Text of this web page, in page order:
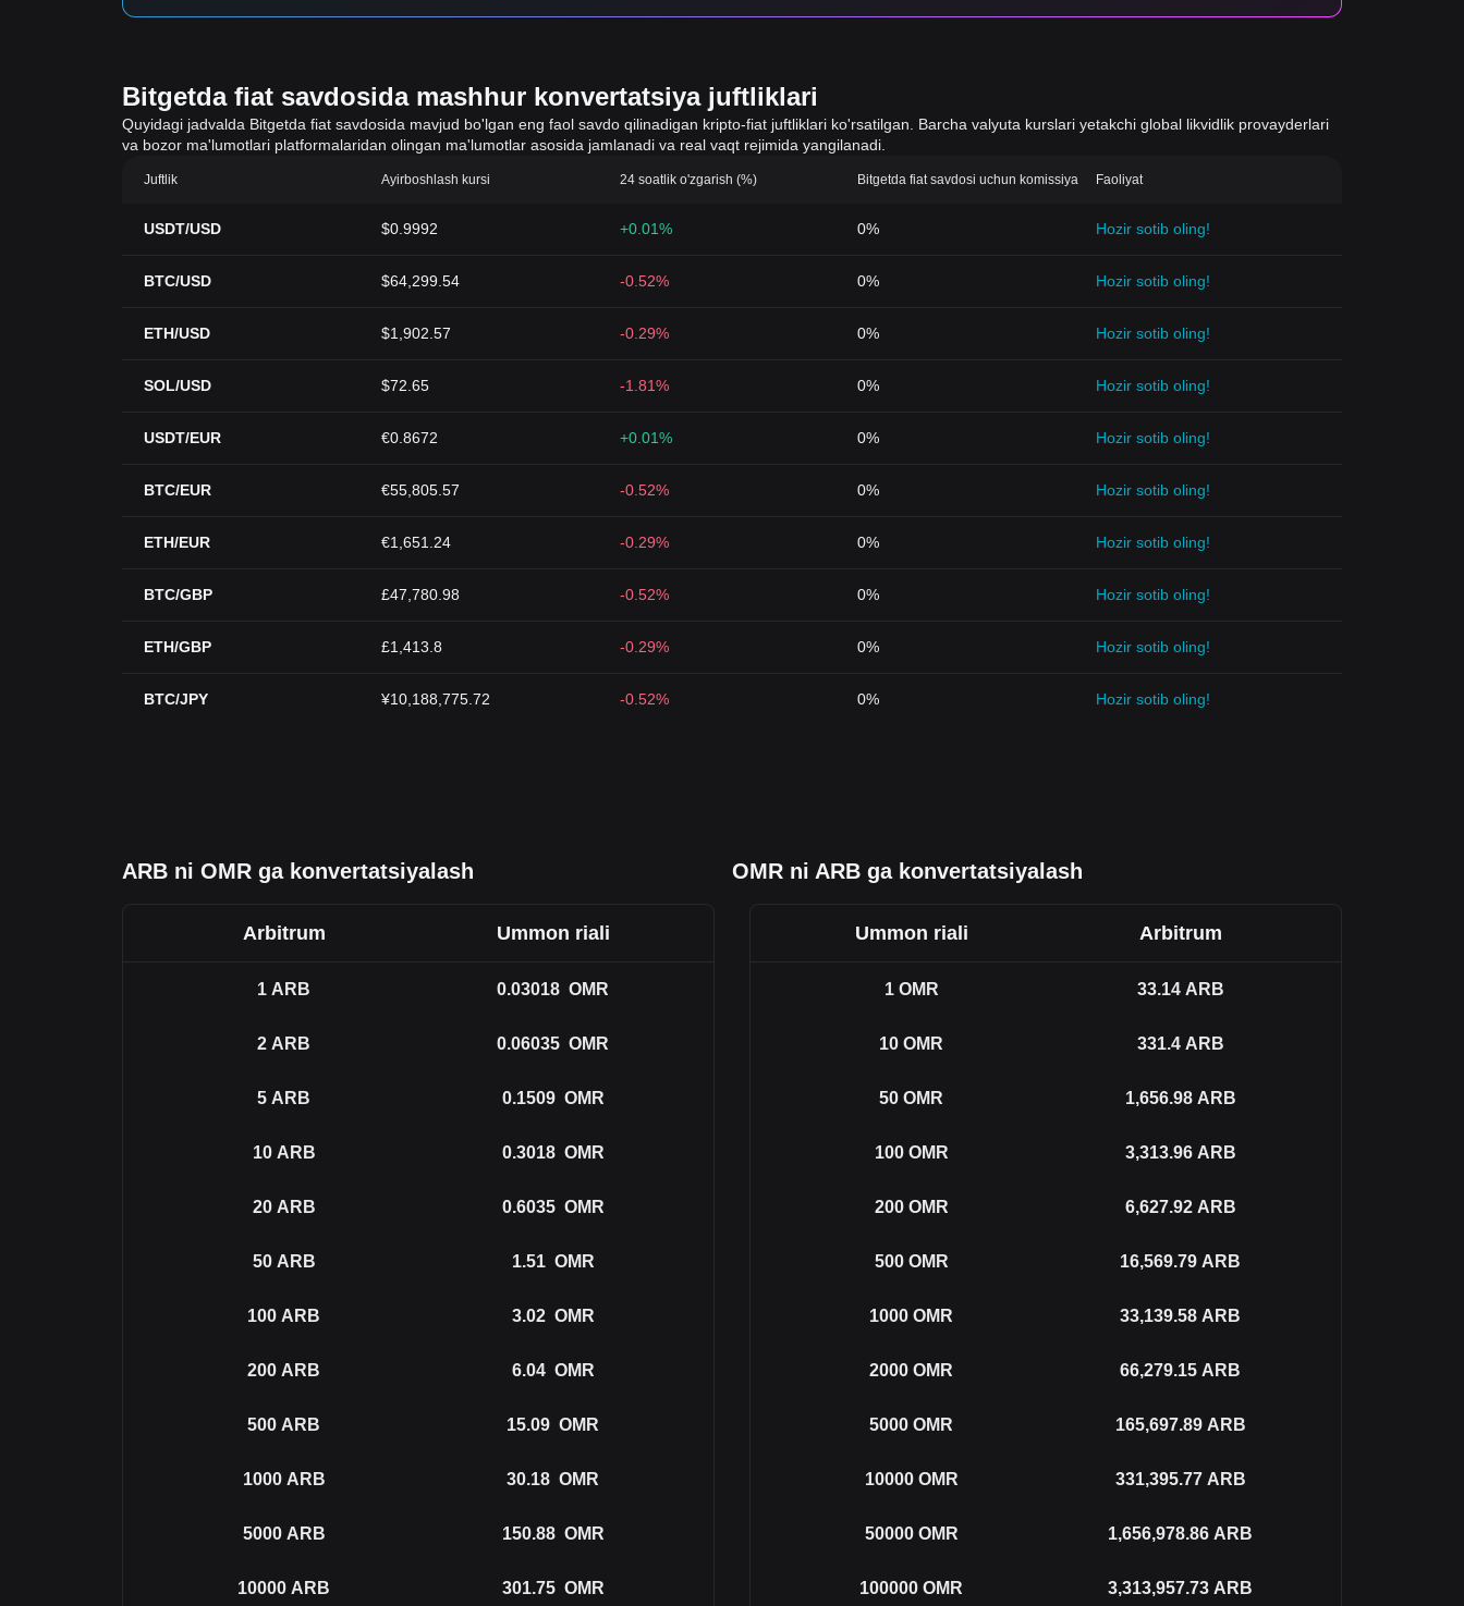
Bitgetda fiat savdosida mashhur konvertatsiya juftliklari
Quyidagi jadvalda Bitgetda fiat savdosida mavjud bo'lgan eng faol savdo qilinadigan kripto-fiat juftliklari ko'rsatilgan. Barcha valyuta kurslari yetakchi global likvidlik provayderlari
va bozor ma'lumotlari platformalaridan olingan ma'lumotlar asosida jamlanadi va real vaqt rejimida yangilanadi.
Juftlik Ayirboshlash kursi 24 soatlik o'zgarish (%) Bitgetda fiat savdosi uchun komissiya Faoliyat
USDT/USD $0.9992 +0.01% 0% Hozir sotib oling!
BTC/USD $64,299.54 -0.52% 0% Hozir sotib oling!
ETH/USD $1,902.57 -0.29% 0% Hozir sotib oling!
SOL/USD $72.65 -1.81% 0% Hozir sotib oling!
USDT/EUR €0.8672 +0.01% 0% Hozir sotib oling!
BTC/EUR €55,805.57 -0.52% 0% Hozir sotib oling!
ETH/EUR €1,651.24 -0.29% 0% Hozir sotib oling!
BTC/GBP £47,780.98 -0.52% 0% Hozir sotib oling!
ETH/GBP £1,413.8 -0.29% 0% Hozir sotib oling!
BTC/JPY ¥10,188,775.72 -0.52% 0% Hozir sotib oling!
ARB ni OMR ga konvertatsiyalash OMR ni ARB ga konvertatsiyalash
Arbitrum Ummon riali
1 ARB 0.03018 OMR
2 ARB 0.06035 OMR
5 ARB 0.1509 OMR
10 ARB 0.3018 OMR
20 ARB 0.6035 OMR
50 ARB 1.51 OMR
100 ARB 3.02 OMR
200 ARB 6.04 OMR
500 ARB 15.09 OMR
1000 ARB 30.18 OMR
5000 ARB 150.88 OMR
10000 ARB 301.75 OMR
Ummon riali Arbitrum
1 OMR 33.14 ARB
10 OMR 331.4 ARB
50 OMR 1,656.98 ARB
100 OMR 3,313.96 ARB
200 OMR 6,627.92 ARB
500 OMR 16,569.79 ARB
1000 OMR 33,139.58 ARB
2000 OMR 66,279.15 ARB
5000 OMR 165,697.89 ARB
10000 OMR 331,395.77 ARB
50000 OMR 1,656,978.86 ARB
100000 OMR 3,313,957.73 ARB